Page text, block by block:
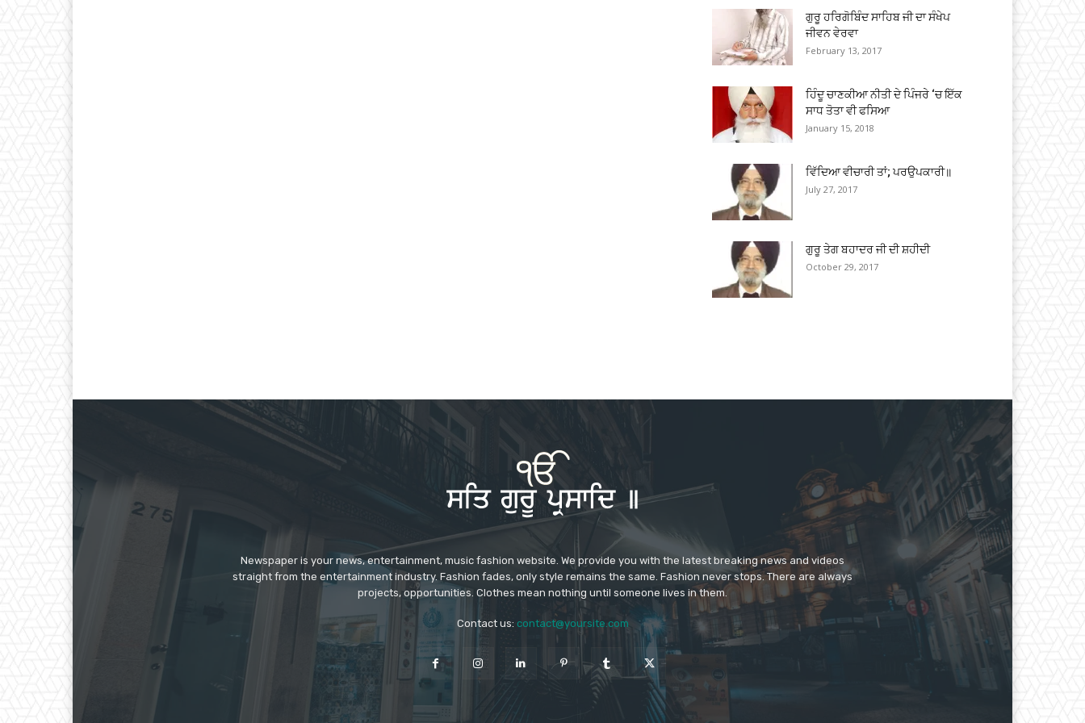
ਗੁਰੂ ਹਰਿਗੋਬਿੰਦ ਸਾਹਿਬ ਜੀ ਦਾ ਸੰਖੇਪ
ਜੀਵਨ ਵੇਰਵਾ
February 13, 2017
ਹਿੰਦੂ ਚਾਣਕੀਆ ਨੀਤੀ ਦੇ ਪਿੰਜਰੇ ‘ਚ ਇੱਕ
ਸਾਧ ਤੋਤਾ ਵੀ ਫਸਿਆ
January 15, 2018
ਵਿੱਦਿਆ ਵੀਚਾਰੀ ਤਾਂ; ਪਰਉਪਕਾਰੀ॥
July 27, 2017
ਗੁਰੂ ਤੇਗ ਬਹਾਦਰ ਜੀ ਦੀ ਸ਼ਹੀਦੀ
October 29, 2017
Newspaper is your news, entertainment, music fashion website. We provide you with the latest breaking news and videos
straight from the entertainment industry. Fashion fades, only style remains the same. Fashion never stops. There are always
projects, opportunities. Clothes mean nothing until someone lives in them.
Contact us: contact@yoursite.com